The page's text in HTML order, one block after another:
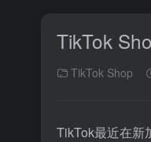
TikTok
TikTok Shop
TikTok最近在新